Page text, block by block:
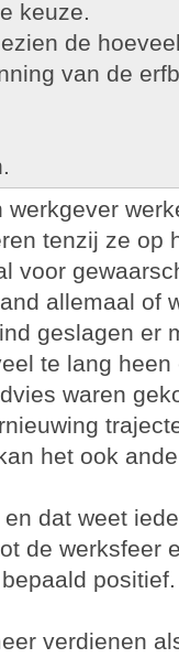
keuze.
de
van de
tenzij ze op
voor
allemaal of
geslagen er
te lang
waren
het ook
dat weet
de werksfeer
positief.
verdienen